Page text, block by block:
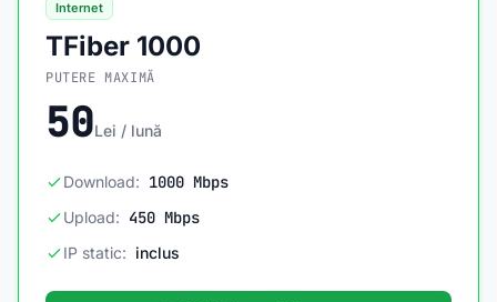
Internet
TFiber 1000
PUTERE MAXIMĂ
50Lei / lună
Download: 1000 Mbps
Upload: 450 Mbps
IP static: inclus